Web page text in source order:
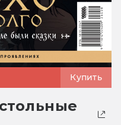
Купить